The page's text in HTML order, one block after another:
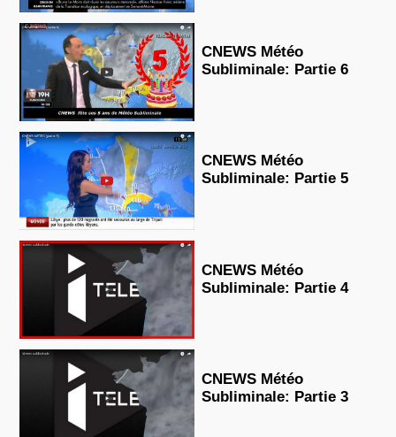
CNEWS Météo
Subliminale: Partie 6
CNEWS Météo
Subliminale: Partie 5
CNEWS Météo
Subliminale: Partie 4
CNEWS Météo
Subliminale: Partie 3